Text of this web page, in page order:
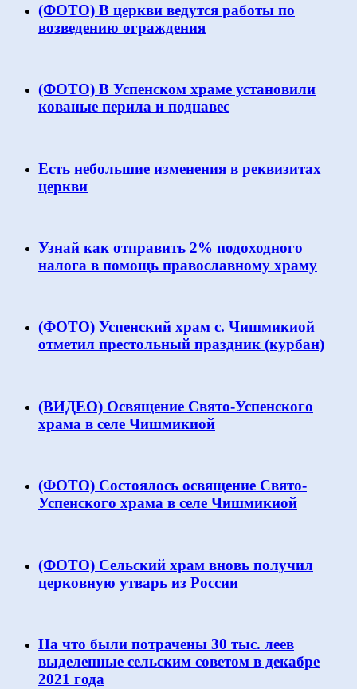
(ФОТО) В церкви ведутся работы по
возведению ограждения
(ФОТО) В Успенском храме установили
кованые перила и поднавес
Есть небольшие изменения в реквизитах
церкви
Узнай как отправить 2% подоходного
налога в помощь православному храму
(ФОТО) Успенский храм с. Чишмикиой
отметил престольный праздник (курбан)
(ВИДЕО) Освящение Свято-Успенского
храма в селе Чишмикиой
(ФОТО) Состоялось освящение Свято-
Успенского храма в селе Чишмикиой
(ФОТО) Сельский храм вновь получил
церковную утварь из России
На что были потрачены 30 тыс. леев
выделенные сельским советом в декабре
2021 года